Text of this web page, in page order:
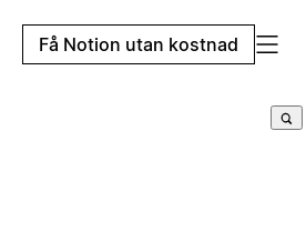
Få Notion utan kostnad